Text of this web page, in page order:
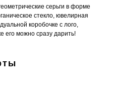
серьги в форме
стекло, ювелирная
коробочке с лого,
его можно сразу дарить!